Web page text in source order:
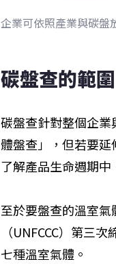
企業可依照產業與碳盤
碳盤查的範
碳盤查針對整個企
體盤查」，但若要
了解產品生命週期中
至於要盤查的溫室
（UNFCCC）第三
七種溫室氣體。